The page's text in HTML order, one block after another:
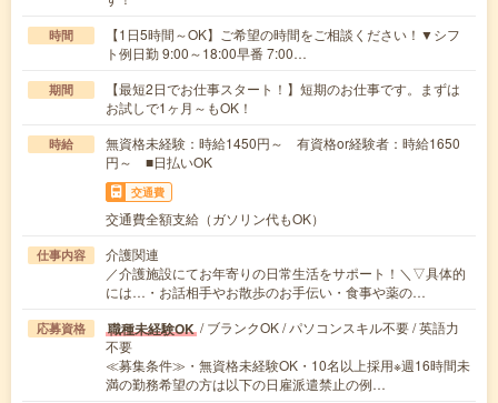
時間
【1日5時間～OK】ご希望の時間をご相談ください！▼シフ
ト例日勤 9:00～18:00早番 7:00…
期間
【最短2日でお仕事スタート！】短期のお仕事です。まずは
お試しで1ヶ月～もOK！
時給
無資格未経験：時給1450円～ 有資格or経験者：時給1650
円～ ■日払いOK
交通費
交通費全額支給（ガソリン代もOK）
仕事内容
介護関連
／介護施設にてお年寄りの日常生活をサポート！＼▽具体的
には…・お話相手やお散歩のお手伝い・食事や薬の…
応募資格 職種未経験OK / ブランクOK / パソコンスキル不要 / 英語力
不要
≪募集条件≫・無資格未経験OK・10名以上採用※週16時間未
満の勤務希望の方は以下の日雇派遣禁止の例…